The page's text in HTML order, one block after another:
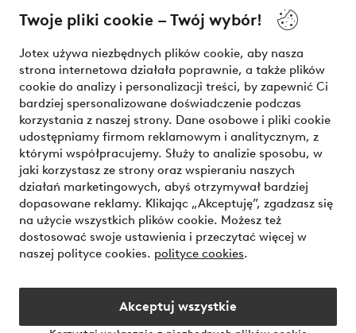
Twoje pliki cookie – Twój wybór!
Jotex używa niezbędnych plików cookie, aby nasza
strona internetowa działała poprawnie, a także plików
cookie do analizy i personalizacji treści, by zapewnić Ci
bardziej spersonalizowane doświadczenie podczas
korzystania z naszej strony. Dane osobowe i pliki cookie
udostępniamy firmom reklamowym i analitycznym, z
którymi współpracujemy. Służy to analizie sposobu, w
jaki korzystasz ze strony oraz wspieraniu naszych
działań marketingowych, abyś otrzymywał bardziej
dopasowane reklamy. Klikając „Akceptuję”, zgadzasz się
na użycie wszystkich plików cookie. Możesz też
dostosować swoje ustawienia i przeczytać więcej w
naszej polityce cookies. polityce cookies.
Akceptuj wszystkie
Warunki
Bezpieczne płatności - zapłać teraz lub podziel się
Chcesz dowiedzieć się więcej o naszych opcjach płatności